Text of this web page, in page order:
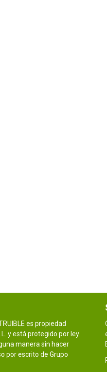
es propiedad
y está protegido por ley.
manera sin hacer
por escrito de Grupo